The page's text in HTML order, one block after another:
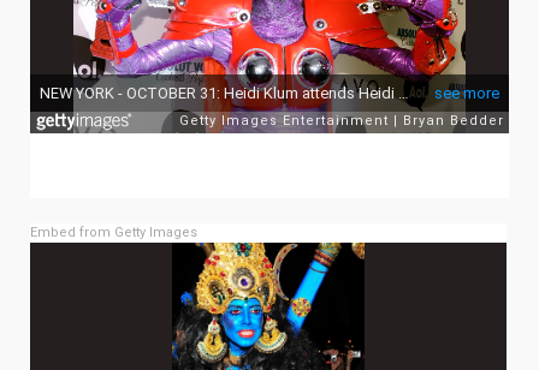
Embed from Getty Images